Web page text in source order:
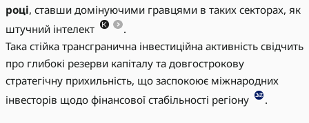
році, ставши домінуючими гравцями в таких секторах, як
штучний інтелект
.
Така стійка трансгранична інвестиційна активність свідчить
про глибокі резерви капіталу та довгострокову
стратегічну прихильність, що заспокоює міжнародних
інвесторів щодо фінансової стабільності регіону
.